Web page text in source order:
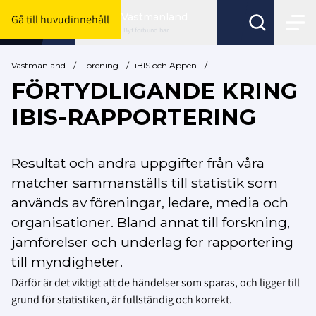
Gå till huvudinnehåll
Byt förbund här
Västmanland / Förening / iBIS och Appen /
FÖRTYDLIGANDE KRING
IBIS-RAPPORTERING
Resultat och andra uppgifter från våra
matcher sammanställs till statistik som
används av föreningar, ledare, media och
organisationer. Bland annat till forskning,
jämförelser och underlag för rapportering
till myndigheter.
Därför är det viktigt att de händelser som sparas, och ligger till
grund för statistiken, är fullständig och korrekt.